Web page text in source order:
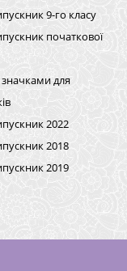
9-го класу
початкової
значками для
2022
2018
2019